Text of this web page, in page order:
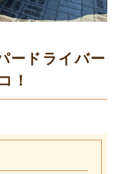
ードライバー
！